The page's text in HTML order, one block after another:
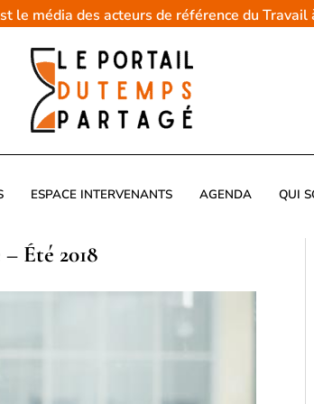
le média des acteurs de référence du
ESPACE INTERVENANTS AGENDA QUI
Été 2018